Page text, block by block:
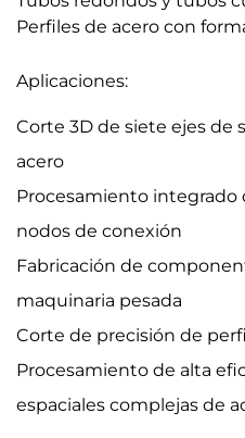
Perfiles de acero con
Aplicaciones:
Corte 3D de siete ejes de
acero
Procesamiento integrado
nodos de conexión
Fabricación de
maquinaria pesada
Corte de precisión de
Procesamiento de alta
espaciales complejas de